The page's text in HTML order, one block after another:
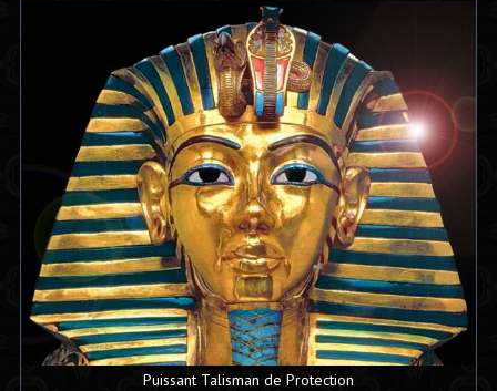
Puissant Talisman de Protection